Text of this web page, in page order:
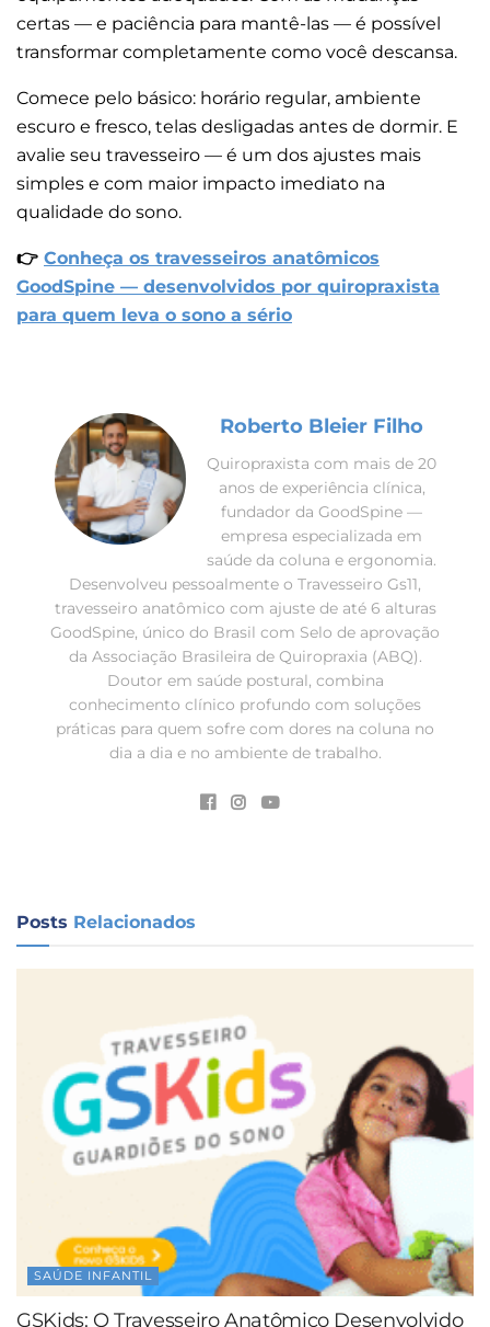
certas — e paciência para mantê-las — é possível
transformar completamente como você descansa.
Comece pelo básico: horário regular, ambiente
escuro e fresco, telas desligadas antes de dormir. E
avalie seu travesseiro — é um dos ajustes mais
simples e com maior impacto imediato na
qualidade do sono.
👉 Conheça os travesseiros anatômicos
GoodSpine — desenvolvidos por quiropraxista
para quem leva o sono a sério
Roberto Bleier Filho
Quiropraxista com mais de 20
anos de experiência clínica,
fundador da GoodSpine —
empresa especializada em
saúde da coluna e ergonomia.
Desenvolveu pessoalmente o Travesseiro Gs11,
travesseiro anatômico com ajuste de até 6 alturas
GoodSpine, único do Brasil com Selo de aprovação
da Associação Brasileira de Quiropraxia (ABQ).
Doutor em saúde postural, combina
conhecimento clínico profundo com soluções
práticas para quem sofre com dores na coluna no
dia a dia e no ambiente de trabalho.
Posts Relacionados
SAÚDE INFANTIL
GSKids: O Travesseiro Anatômico Desenvolvido